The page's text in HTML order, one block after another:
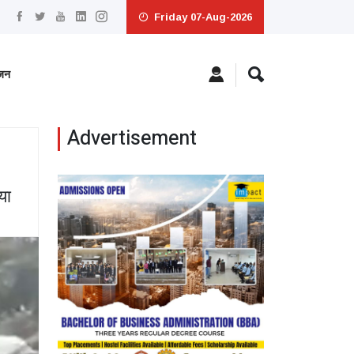
Friday 07-Aug-2026
Advertisement